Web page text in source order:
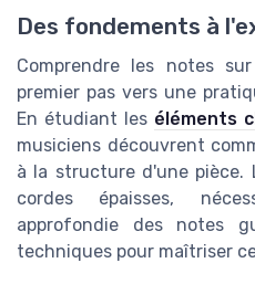
Des fondements à
Comprendre les notes
premier pas vers une
En étudiant les éléments
musiciens découvrent
à la structure d'une pièce.
cordes épaisses,
approfondie des notes
techniques pour maîtriser